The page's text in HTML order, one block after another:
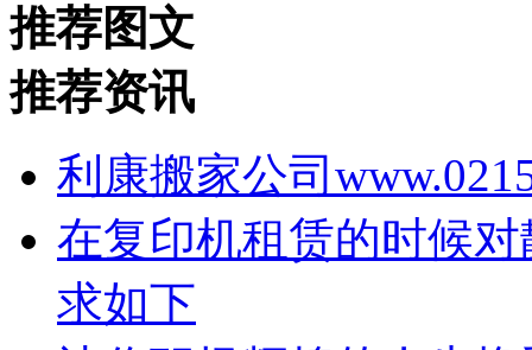
推荐图文
推荐资讯
利康搬家公司
在复印机租赁的时候
求如下